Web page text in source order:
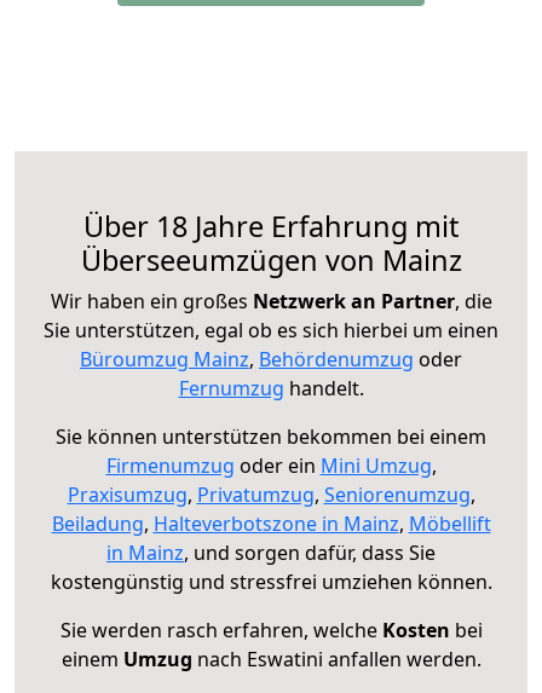
Über 18 Jahre Erfahrung mit
Überseeumzügen von Mainz
Wir haben ein großes Netzwerk an Partner, die
Sie unterstützen, egal ob es sich hierbei um einen
Büroumzug Mainz, Behördenumzug oder
Fernumzug handelt.
Sie können unterstützen bekommen bei einem
Firmenumzug oder ein Mini Umzug,
Praxisumzug, Privatumzug, Seniorenumzug,
Beiladung, Halteverbotszone in Mainz, Möbellift
in Mainz, und sorgen dafür, dass Sie
kostengünstig und stressfrei umziehen können.
Sie werden rasch erfahren, welche Kosten bei
einem Umzug nach Eswatini anfallen werden.